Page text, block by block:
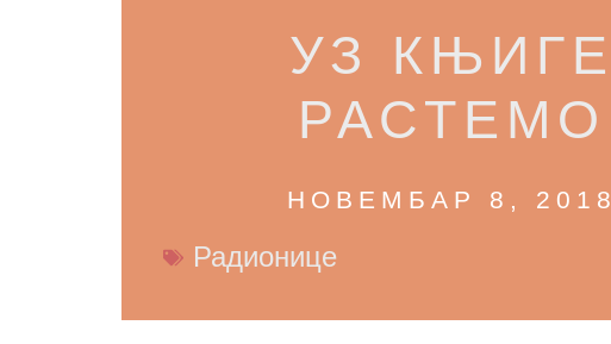
УЗ КЊИГЕ
РАСТЕМО
НОВЕМБАР 8, 2018
Радионице